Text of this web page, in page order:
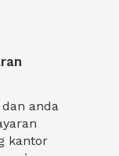
anda
kantor